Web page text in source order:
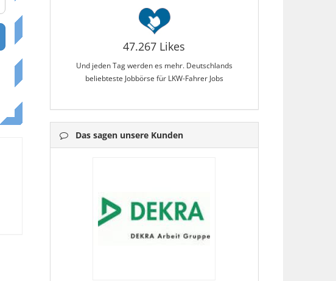
47.267 Likes
Und jeden Tag werden es mehr. Deutschlands
beliebteste Jobbörse für LKW-Fahrer Jobs
Das sagen unsere Kunden